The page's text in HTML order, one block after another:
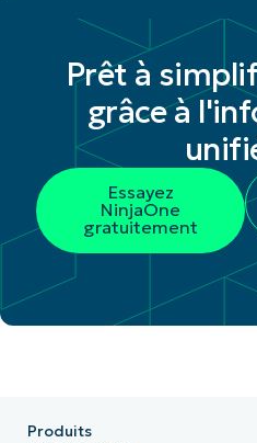
Prêt à
grâce à
Essayez
NinjaOne
gratuitement
Produits